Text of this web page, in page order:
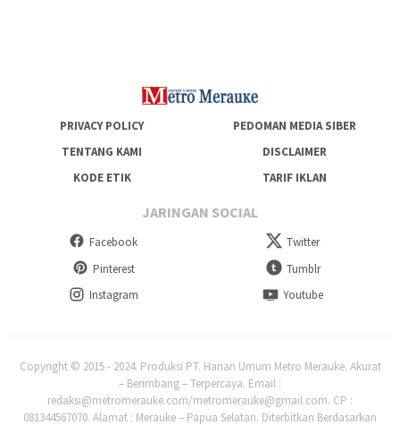
PRIVACY POLICY
PEDOMAN MEDIA SIBER
TENTANG KAMI
DISCLAIMER
KODE ETIK
TARIF IKLAN
JARINGAN SOCIAL
Facebook
Twitter
Pinterest
Tumblr
Instagram
Youtube
Copyright © 2015 - 2024. Produksi PT. Harian Umum Metro Merauke. Akurat
– Berimbang – Terpercaya. Email :
redaksi@metromerauke.com/metromerauke@gmail.com. CP :
081344567070. Alamat : Merauke – Papua Selatan. Diterbitkan Berdasarkan